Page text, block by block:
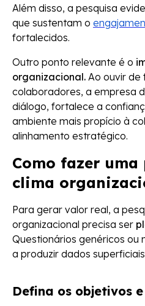
Além disso, a pesquisa
que sustentam o
fortalecidos.
Outro ponto relevante é o
organizacional. Ao ouvir de
colaboradores, a empresa
diálogo, fortalece a
ambiente mais propício à
alinhamento estratégico.
Como fazer uma
clima
Para gerar valor real, a
organizacional precisa ser
Questionários genéricos
a produzir dados
Defina os objetivos